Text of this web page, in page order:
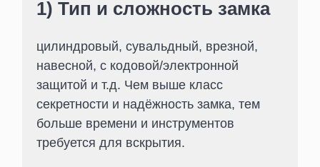
1) Тип и сложность замка
цилиндровый, сувальдный, врезной,
навесной, с кодовой/электронной
защитой и т.д. Чем выше класс
секретности и надёжность замка, тем
больше времени и инструментов
требуется для вскрытия.